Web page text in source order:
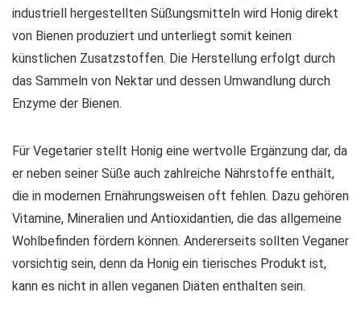
industriell hergestellten Süßungsmitteln wird Honig direkt
von Bienen produziert und unterliegt somit keinen
künstlichen Zusatzstoffen. Die Herstellung erfolgt durch
das Sammeln von Nektar und dessen Umwandlung durch
Enzyme der Bienen.
Für Vegetarier stellt Honig eine wertvolle Ergänzung dar, da
er neben seiner Süße auch zahlreiche Nährstoffe enthält,
die in modernen Ernährungsweisen oft fehlen. Dazu gehören
Vitamine, Mineralien und Antioxidantien, die das allgemeine
Wohlbefinden fördern können. Andererseits sollten Veganer
vorsichtig sein, denn da Honig ein tierisches Produkt ist,
kann es nicht in allen veganen Diäten enthalten sein.